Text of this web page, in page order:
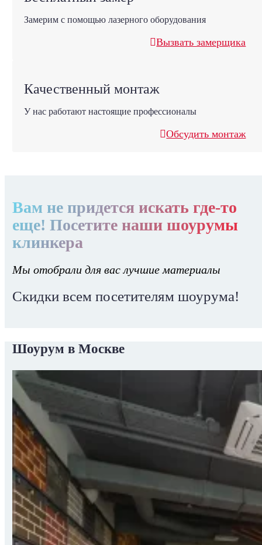
Замерим с помощью лазерного оборудования
Вызвать замерщика
Качественный монтаж
У нас работают настоящие профессионалы
Обсудить монтаж
Вам не придется искать где-то
еще! Посетите наши шоурумы
клинкера
Мы отобрали для вас лучшие материалы
Скидки всем посетителям шоурума!
Шоурум в Москве